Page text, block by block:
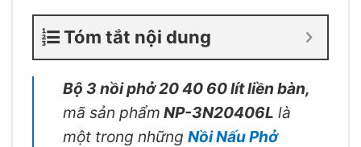
Tóm tắt nội dung
Bộ 3 nồi phở 20 40 60 lít liền bàn,
mã sản phẩm NP-3N20406L là
một trong những Nồi Nấu Phở